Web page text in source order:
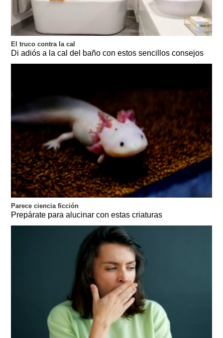
El truco contra la cal
Di adiós a la cal del baño con estos sencillos consejos
Parece ciencia ficción
Prepárate para alucinar con estas criaturas